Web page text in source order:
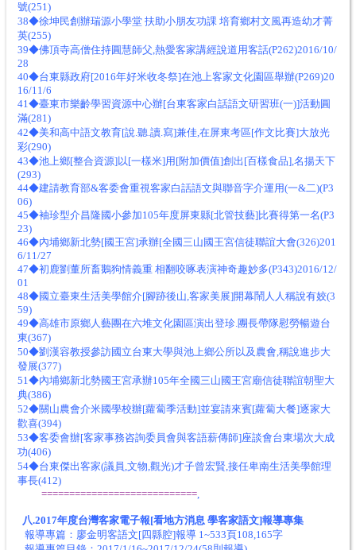
號(251)
38◆徐坤民創辦瑞源小學堂 扶助小朋友功課 培育鄉村文風再造幼才菁
英(255)
39◆佛頂寺高僧住持圓慧師父,熱愛客家講經說道用客話(P262)2016/10/
28
40◆台東縣政府[2016年好米收冬祭]在池上客家文化園區舉辦(P269)20
16/11/6
41◆臺東市樂齡學習資源中心辦[台東客家白話語文研習班(一)]活動圓
滿(281)
42◆美和高中語文教育[說.聽.讀.寫]兼佳,在屏東考區[作文比賽]大放光
彩(290)
43◆池上鄉[整合資源]以[一樣米]用[附加價值]創出[百樣食品],名揚天下
(293)
44◆建請教育部&客委會重視客家白話語文與聯音字介運用(一&二)(P3
06)
45◆袖珍型介昌隆國小參加105年度屏東縣[北管技藝]比賽得第一名(P3
23)
46◆內埔鄉新北勢[國王宮]承辦[全國三山國王宮信徒聯誼大會(326)201
6/11/27
47◆初鹿劉董所畜鵝狗情義重 相翻咬啄表演神奇趣妙多(P343)2016/12/
01
48◆國立臺東生活美學館介[腳跡後山,客家美展]開幕鬧人人稱說有姣(3
59)
49◆高雄市原鄉人藝團在六堆文化園區演出登珍.團長帶隊慰勞暢遊台
東(367)
50◆劉漢容教授參訪國立台東大學與池上鄉公所以及農會,稱說進步大
發展(377)
51◆內埔鄉新北勢國王宮承辦105年全國三山國王宮廟信徒聯誼朝聖大
典(386)
52◆關山農會介米國學校辦[蘿蔔季活動]並宴請來賓[蘿蔔大餐]逐家大
歡喜(394)
53◆客委會辦[客家事務咨詢委員會與客語薪傳師]座談會台東場次大成
功(406)
54◆台東傑出客家(議員,文物,觀光)才子曾宏賢,接任卑南生活美學館理
事長(412)
============================,
八.2017年度台灣客家電子報[看地方消息 學客家語文]報導專集
報導專篇：廖金明客語文[四縣腔]報導 1~533頁108,165字